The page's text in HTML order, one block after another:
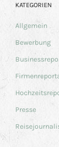
KATEGORIEN
Allgemein
Bewerbung
Presse